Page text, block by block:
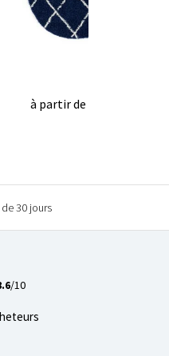
à partir de
30 jours
/10